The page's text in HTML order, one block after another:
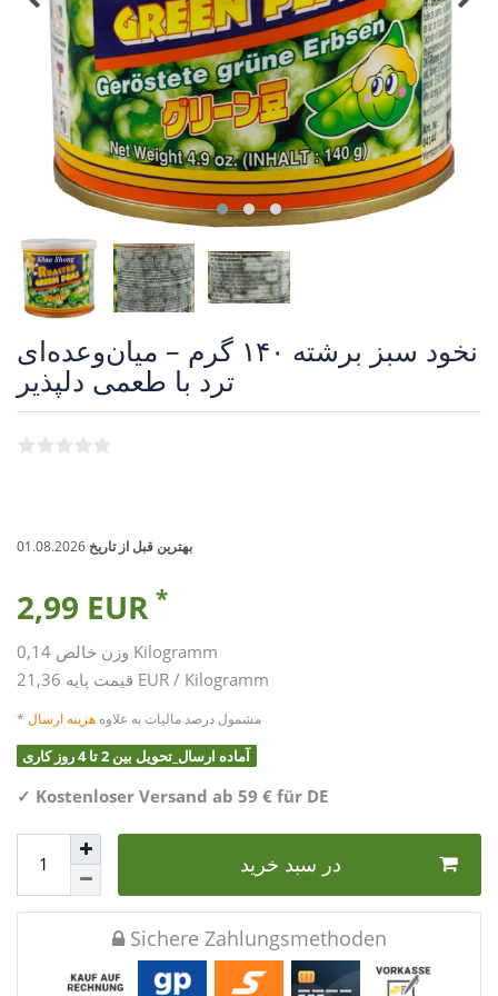
نخود سبز برشته ۱۴۰ گرم – میان‌وعده‌ای
ترد با طعمی دلپذیر
بهترین قبل از تاریخ 01.08.2026
2,99 EUR *
وزن خالص Kilogramm
قیمت پایه 21,36 EUR / Kilogramm
* مشمول درصد مالیات به علاوه هزینه ارسال
آماده ارسال_تحویل بین 2 تا 4 روز کاری
✓ Kostenloser Versand ab 59 € für DE
در سبد خرید
Sichere Zahlungsmethoden